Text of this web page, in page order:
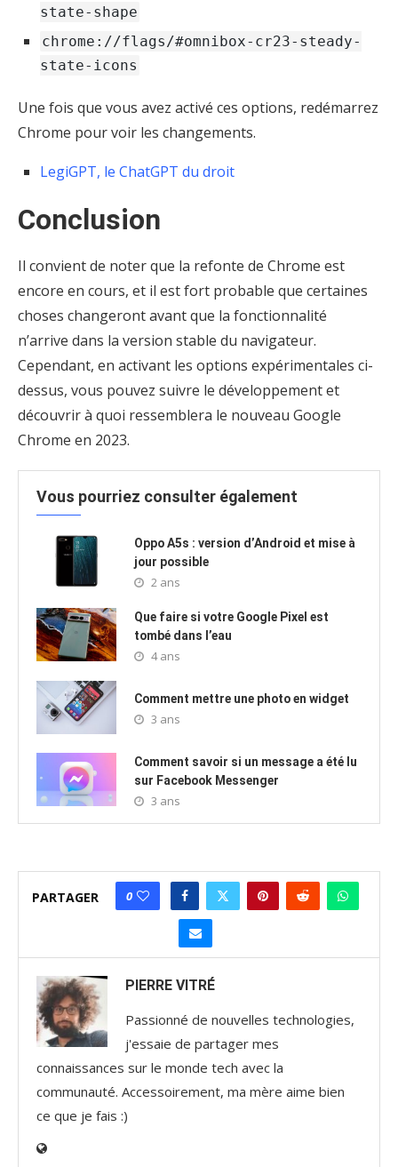
state-shape
chrome://flags/#omnibox-cr23-steady-
state-icons
Une fois que vous avez activé ces options, redémarrez
Chrome pour voir les changements.
LegiGPT, le ChatGPT du droit
Conclusion
Il convient de noter que la refonte de Chrome est
encore en cours, et il est fort probable que certaines
choses changeront avant que la fonctionnalité
n’arrive dans la version stable du navigateur.
Cependant, en activant les options expérimentales ci-
dessus, vous pouvez suivre le développement et
découvrir à quoi ressemblera le nouveau Google
Chrome en 2023.
Vous pourriez consulter également
Oppo A5s : version d’Android et mise à
jour possible
2 ans
Que faire si votre Google Pixel est
tombé dans l’eau
4 ans
Comment mettre une photo en widget
3 ans
Comment savoir si un message a été lu
sur Facebook Messenger
3 ans
PARTAGER 0
PIERRE VITRÉ
Passionné de nouvelles technologies,
j'essaie de partager mes
connaissances sur le monde tech avec la
communauté. Accessoirement, ma mère aime bien
ce que je fais :)